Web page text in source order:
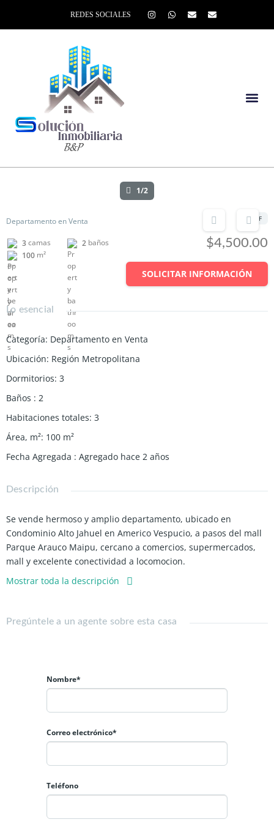
REDES SOCIALES
1/2
Departamento en Venta
3camas 2 baños
100 m²
$4,500.00
UF
SOLICITAR INFORMACIÓN
Lo esencial
Categoría: Departamento en Venta
Ubicación: Región Metropolitana
Dormitorios: 3
Baños : 2
Habitaciones totales: 3
Área, m²: 100 m²
Fecha Agregada : Agregado hace 2 años
Descripción
Se vende hermoso y amplio departamento, ubicado en
Condominio Alto Jahuel en Americo Vespucio, a pasos del mall
Parque Arauco Maipu, cercano a comercios, supermercados,
mall y excelente conectividad a locomocion.
-96 m2. Aprox. 4m2 de terraza = 100m2 totales.
-Cocina semi equipada con salida a conexion a lavadora.
-3 Dormitorios amplios (Principal en suite).
-Piso flotante.
-1 Estacionamientos.
-Cuenta con Bodega.
Condominio con vigilancia las vigilancia 24 horas, cámaras de
seguridad, piscina, jardines, gimnasio, salón de baile, quincho,
Mostrar toda la descripción
Pregúntele a un agente sobre esta casa
Nombre*
Correo electrónico*
Teléfono